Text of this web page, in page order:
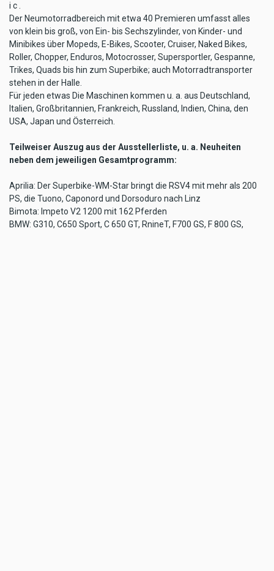
i c .
Der Neumotorradbereich mit etwa 40 Premieren umfasst alles
von klein bis groß, von Ein- bis Sechszylinder, von Kinder- und
Minibikes über Mopeds, E-Bikes, Scooter, Cruiser, Naked Bikes,
Roller, Chopper, Enduros, Motocrosser, Supersportler, Gespanne,
Trikes, Quads bis hin zum Superbike; auch Motorradtransporter
stehen in der Halle.
Für jeden etwas Die Maschinen kommen u. a. aus Deutschland,
Italien, Großbritannien, Frankreich, Russland, Indien, China, den
USA, Japan und Österreich.
Teilweiser Auszug aus der Ausstellerliste, u. a. Neuheiten
neben dem jeweiligen Gesamtprogramm:
Aprilia: Der Superbike-WM-Star bringt die RSV4 mit mehr als 200
PS, die Tuono, Caponord und Dorsoduro nach Linz
Bimota: Impeto V2 1200 mit 162 Pferden
BMW: G310, C650 Sport, C 650 GT, RnineT, F700 GS, F 800 GS,